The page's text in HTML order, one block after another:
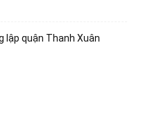
lập quận Thanh Xuân